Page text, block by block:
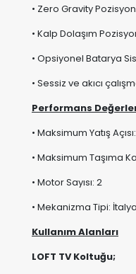
• Zero Gravity
• Kalp Dolaşım
• Opsiyonel Batarya
• Sessiz ve akıcı
Performans
• Maksimum Yatış
• Maksimum Taşıma
• Motor Sayısı: 2
• Mekanizma Tipi:
Kullanım Alanları
LOFT TV Koltuğu;